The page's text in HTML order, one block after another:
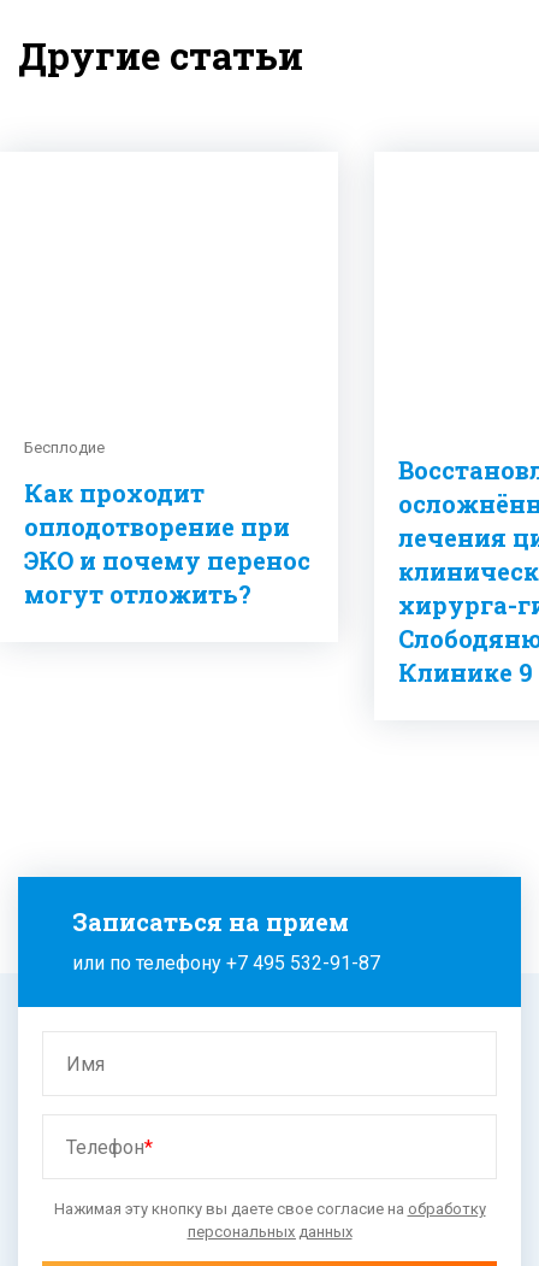
Другие статьи
Бесплодие
Как проходит
оплодотворение при
ЭКО и почему перенос
могут отложить?
лечения
хирурга-
Клинике 9
Записаться на прием
или по телефону +7 495 532-91-87
Имя
Телефон*
Нажимая эту кнопку вы даете свое согласие на обработку
персональных данных